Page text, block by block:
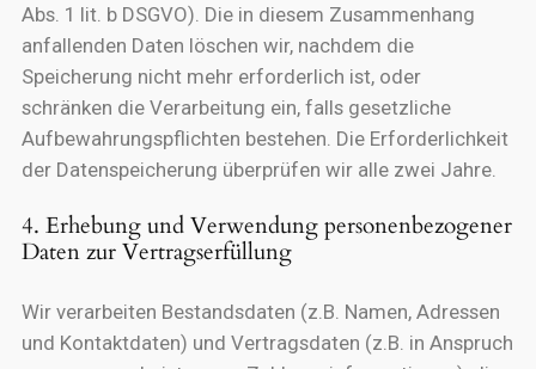
Abs. 1 lit. b DSGVO). Die in diesem Zusammenhang
anfallenden Daten löschen wir, nachdem die
Speicherung nicht mehr erforderlich ist, oder
schränken die Verarbeitung ein, falls gesetzliche
Aufbewahrungspflichten bestehen. Die Erforderlichkeit
der Datenspeicherung überprüfen wir alle zwei Jahre.
4. Erhebung und Verwendung personenbezogener
Daten zur Vertragserfüllung
Wir verarbeiten Bestandsdaten (z.B. Namen, Adressen
und Kontaktdaten) und Vertragsdaten (z.B. in Anspruch